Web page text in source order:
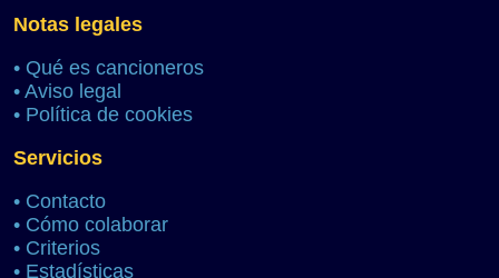
Notas legales
• Qué es cancioneros
• Aviso legal
• Política de cookies
Servicios
• Contacto
• Cómo colaborar
• Criterios
• Estadísticas